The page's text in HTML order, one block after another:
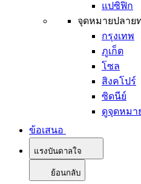
แปซิฟิก
จุดหมายปลาย
กรุงเทพ
ภูเก็ต
โซล
สิงคโปร์
ซิดนีย์
ดูจุดหมา
ข้อเสนอ
แรงบันดาลใจ
ย้อนกลับ